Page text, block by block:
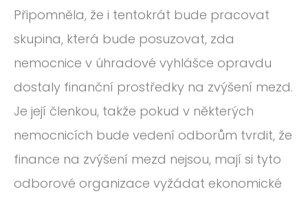
Připomněla, že i tentokrát bude pracovat
skupina, která bude posuzovat, zda
nemocnice v úhradové vyhlášce opravdu
dostaly finanční prostředky na zvýšení mezd.
Je její členkou, takže pokud v některých
nemocnicích bude vedení odborům tvrdit, že
finance na zvýšení mezd nejsou, mají si tyto
odborové organizace vyžádat ekonomické